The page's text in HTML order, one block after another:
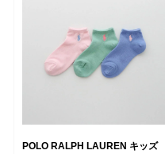
POLO RALPH LAUREN キッズ